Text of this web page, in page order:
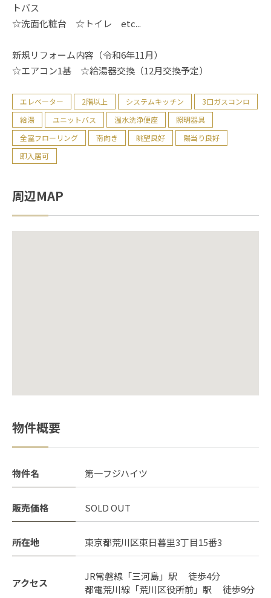
トバス
☆洗面化粧台 ☆トイレ etc...
新規リフォーム内容（令和6年11月）
☆エアコン1基 ☆給湯器交換（12月交換予定）
エレベーター 2階以上 システムキッチン
3口ガスコンロ
給湯
ユニットバス 温水洗浄便座
照明器具
全室フローリング
南向き 眺望良好
陽当り良好
即入居可
周辺MAP
物件概要
物件名 第一フジハイツ
販売価格 SOLD OUT
所在地 東京都荒川区東日暮里3丁目15番3
アクセス
JR常磐線「三河島」駅 徒歩4分
都電荒川線「荒川区役所前」駅 徒歩9分